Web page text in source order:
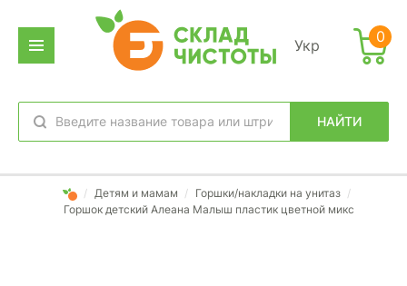
Укр
НАЙТИ
избранное вход
0
/ Детям и мамам / Горшки/накладки на унитаз /
Горшок детский Алеана Малыш пластик цветной микс